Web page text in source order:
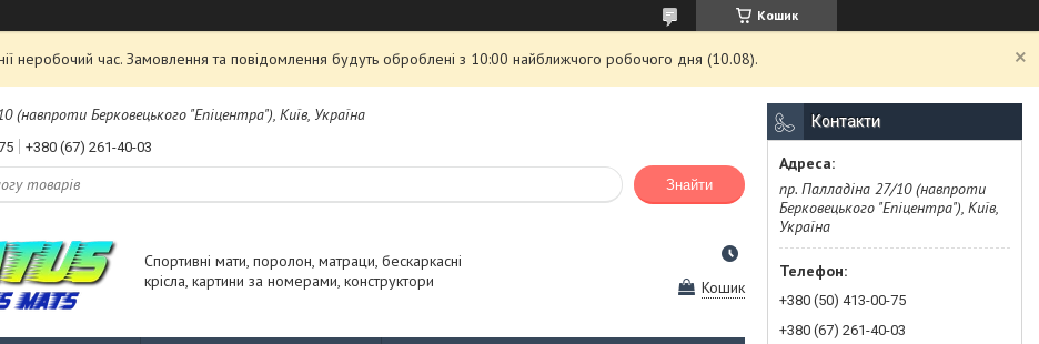
Кошик
неробочий час. Замовлення та повідомлення будуть оброблені з 10:00 найближчого робочого дня (10.08).
(навпроти Берковецького "Епіцентра"), Київ, Україна
+380 (67) 261-40-03
Знайти
Спортивні мати, поролон, матраци, бескаркасні
крісла, картини за номерами, конструктори
Кошик
Контакти
пр. Палладіна 27/10 (навпроти
Берковецького "Епіцентра"), Київ,
Україна
+380 (50) 413-00-75
+380 (67) 261-40-03